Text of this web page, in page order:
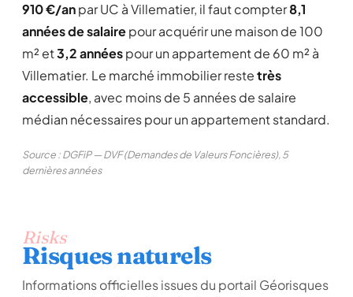
910 €/anpar UC à Villematier, il faut compter8,1
années de salairepour acquérir une maison de 100
m² et3,2 annéespour un appartement de 60 m² à
Villematier. Le marché immobilier restetrès
accessible, avec moins de 5 années de salaire
médian nécessaires pour un appartement standard.
Source : DGFiP — DVF (Demandes de Valeurs Foncières), 5
dernières années
Risks
Risques naturels
Informations officielles issues du portail Géorisques